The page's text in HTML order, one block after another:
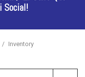
Social!
/ Inventory